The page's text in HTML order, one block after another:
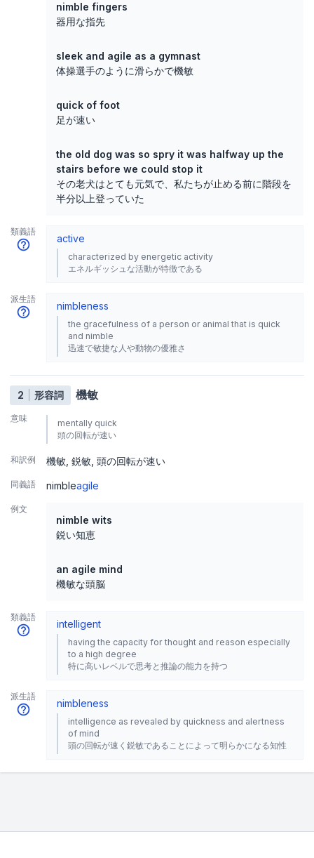
nimble fingers
器用な指先
sleek and agile as a gymnast
体操選手のように滑らかで機敏
quick of foot
足が速い
the old dog was so spry it was halfway up the
stairs before we could stop it
その老犬はとても元気で、私たちが止める前に階段を
半分以上登っていた
類義語
active
characterized by energetic activity
エネルギッシュな活動が特徴である
派生語
nimbleness
the gracefulness of a person or animal that is quick
and nimble
迅速で敏捷な人や動物の優雅さ
2 形容詞 機敏
意味
mentally quick
頭の回転が速い
和訳例 機敏 鋭敏 頭の回転が速い
同義語 nimbleagile
例文
nimble wits
鋭い知恵
an agile mind
機敏な頭脳
類義語
intelligent
having the capacity for thought and reason especially
to a high degree
特に高いレベルで思考と推論の能力を持つ
派生語
nimbleness
intelligence as revealed by quickness and alertness
of mind
頭の回転が速く鋭敏であることによって明らかになる知性